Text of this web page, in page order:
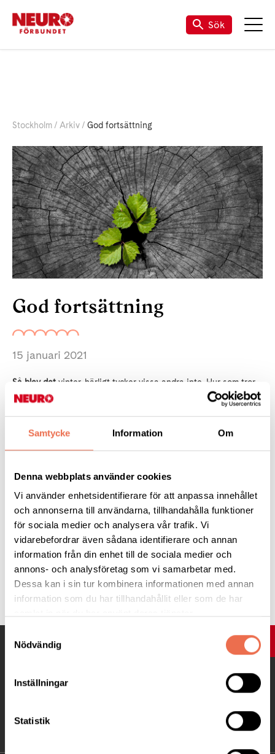
Samtycke Information Om
Denna webbplats använder cookies
Vi använder enhetsidentifierare för att anpassa innehållet
och annonserna till användarna, tillhandahålla funktioner
för sociala medier och analysera vår trafik. Vi
vidarebefordrar även sådana identifierare och annan
information från din enhet till de sociala medier och
annons- och analysföretag som vi samarbetar med.
Dessa kan i sin tur kombinera informationen med annan
information som du har tillhandahållit eller som de har
Nödvändig
Inställningar
Statistik
Sök
Stockholm Arkiv God fortsättning
God fortsättning
15 januari 2021
Så blev det vinter, härligt tycker vissa andra inte. Hur som tror
jag att det växer ett frö inom oss, en önskan om en vår där vi
av våra aktiviteter kommer ske i digital form och andra
vilka rekommendationer som gäller för att träffas i grupp. Du
nästa medlemstidning som kommer i vecka fem.
En god fortsättning önskar vi alla våra medlemmar
Tipsa
UPP